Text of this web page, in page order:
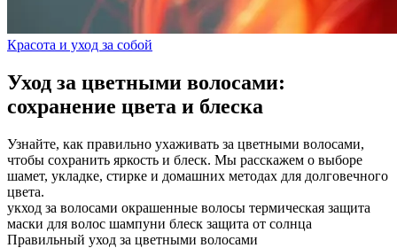
Красота и уход за собой
Уход за цветными волосами:
сохранение цвета и блеска
Узнайте, как правильно ухаживать за цветными волосами,
чтобы сохранить яркость и блеск. Мы расскажем о выборе
шамет, укладке, стирке и домашних методах для долговечного
цвета.
укход за волосами окрашенные волосы термическая защита
маски для волос шампуни блеск защита от солнца
Правильный уход за цветными волосами